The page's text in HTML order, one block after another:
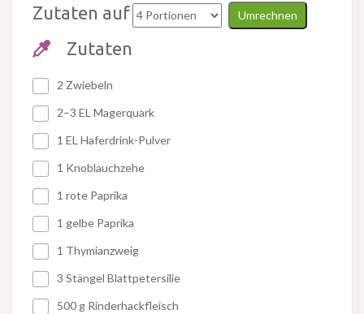
Zutaten auf Umrechnen
Zutaten
2 Zwiebeln
2–3 EL Magerquark
1 EL Haferdrink-Pulver
1 Knoblauchzehe
1 rote Paprika
1 gelbe Paprika
1 Thymianzweig
3 Stängel Blattpetersilie
500 g Rinderhackfleisch